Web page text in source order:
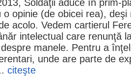
Soldaţii aduce în prim-
o opinie (de obicei rea),
acolo. Vedem cartierul
intelectual care renunţă
manele. Pentru a
unde are parte de
citeşte